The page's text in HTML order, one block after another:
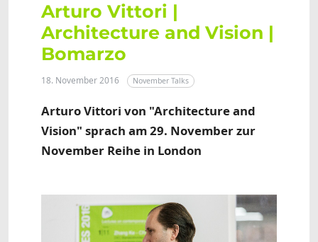
Arturo Vittori |
Architecture and Vision |
Bomarzo
18. November 2016 November Talks
Arturo Vittori von "Architecture and
Vision" sprach am 29. November zur
November Reihe in London